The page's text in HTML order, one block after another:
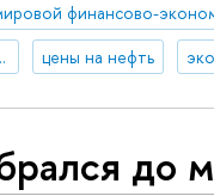
работников
цены на нефть
до